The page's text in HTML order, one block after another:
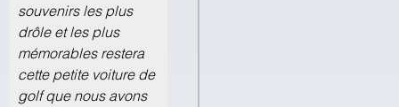
souvenirs les plus
drôle et les plus
mémorables restera
cette petite voiture de
golf que nous avons